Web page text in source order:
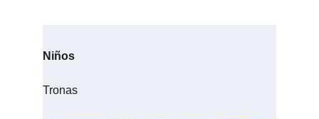
Niños
Tronas